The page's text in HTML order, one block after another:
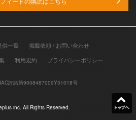
供一覧
掲載依頼 / お問い合わせ
利用規約 プライバシーポリシー
許諾第9008487009Y31018号
inc. All Rights Reserved.